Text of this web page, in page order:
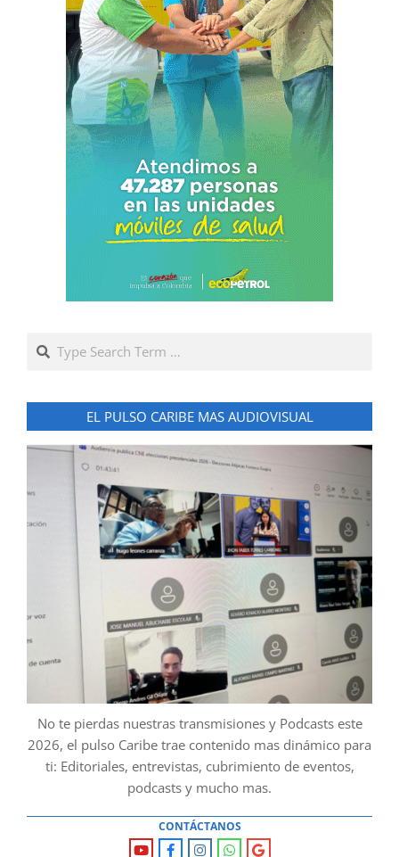
Search
EL PULSO CARIBE MAS AUDIOVISUAL
No te pierdas nuestras transmisiones y Podcasts este
2026, el pulso Caribe trae contenido mas dinámico para
ti: Editoriales, entrevistas, cubrimiento de eventos,
podcasts y mucho mas.
CONTÁCTANOS